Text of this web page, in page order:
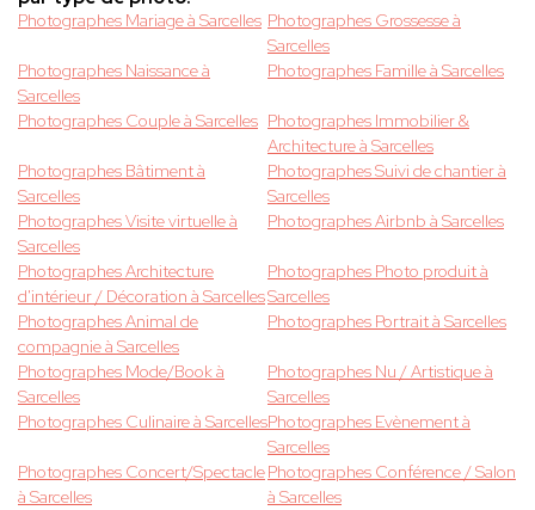
Photographes Mariage à Sarcelles Photographes Grossesse à
Sarcelles
Photographes Naissance à
Sarcelles
Photographes Famille à Sarcelles
Photographes Couple à Sarcelles Photographes Immobilier &
Architecture à Sarcelles
Photographes Bâtiment à
Sarcelles
Photographes Suivi de chantier à
Sarcelles
Photographes Visite virtuelle à
Sarcelles
Photographes Airbnb à Sarcelles
Photographes Architecture
d'intérieur / Décoration à Sarcelles
Photographes Photo produit à
Sarcelles
Photographes Animal de
compagnie à Sarcelles
Photographes Portrait à Sarcelles
Photographes Mode/Book à
Sarcelles
Photographes Nu / Artistique à
Sarcelles
Photographes Culinaire à SarcellesPhotographes Evènement à
Sarcelles
Photographes Concert/Spectacle
à Sarcelles
Photographes Conférence / Salon
à Sarcelles